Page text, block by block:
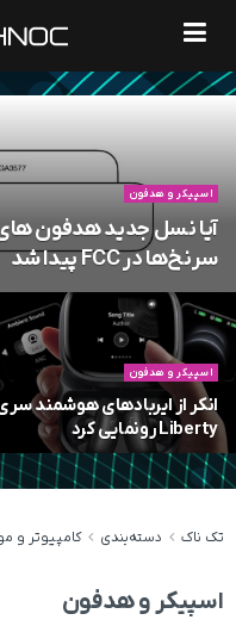
اسپیکر و هدفون
آیا نسل جدید هدفون های
سرنخ‌ها در FCC پیدا شد
اسپیکر و هدفون
انکر از ایربادهای هوشمند
Liberty رونمایی کرد
تک ناک دسته‌بندی کامپیوتر و
اسپیکر و هدفون